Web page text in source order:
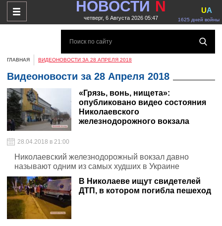
НОВОСТИ N
четверг, 6 Августа 2026 05:47 1625 дней войны
UA
ГЛАВНАЯ ВИДЕОНОВОСТИ ЗА 28 АПРЕЛЯ 2018
Видеоновости за 28 Апреля 2018
«Грязь, вонь, нищета»:
опубликовано видео состояния
Николаевского
железнодорожного вокзала
28.04.2018 в 21:00
Николаевский железнодорожный вокзал давно
называют одним из самых худших в Украине
В Николаеве ищут свидетелей
ДТП, в котором погибла пешеход